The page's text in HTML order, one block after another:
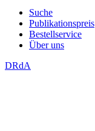
Suche
Publikationspreis
Bestellservice
Über uns
DRdA